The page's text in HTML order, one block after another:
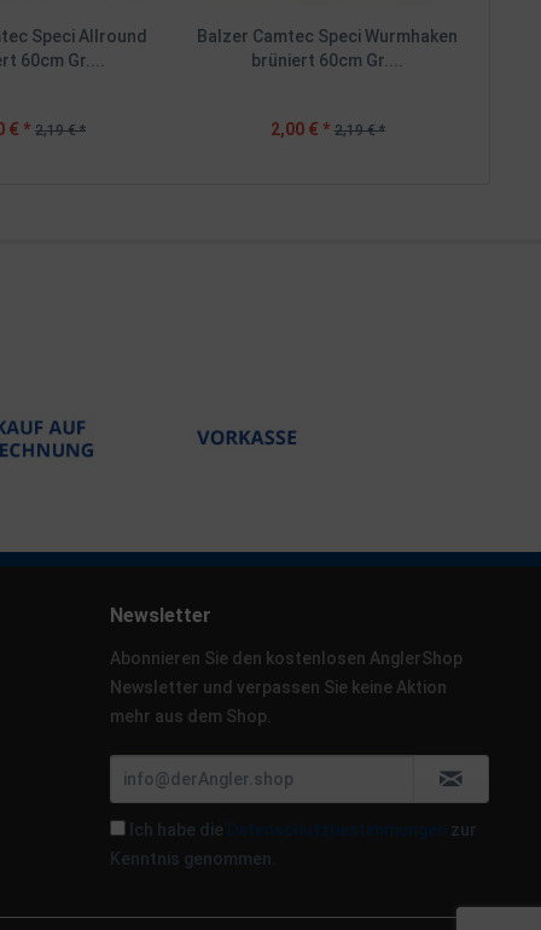
Speci Allround
60cm Gr....
€ * 2,19 € *
Balzer Camtec Speci Wurmhaken
brüniert 60cm Gr....
2,00 € * 2,19 € *
Newsletter
Abonnieren Sie den kostenlosen AnglerShop
Newsletter und verpassen Sie keine Aktion
mehr aus dem Shop.
Ich habe die Datenschutzbestimmungen zur
Kenntnis genommen.